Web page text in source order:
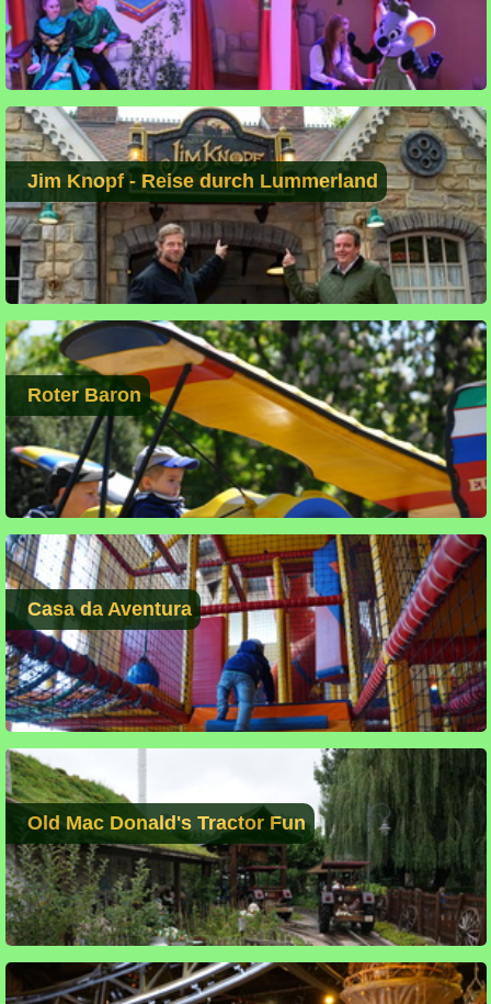
Jim Knopf - Reise durch Lummerland
Roter Baron
Casa da Aventura
Old Mac Donald's Tractor Fun